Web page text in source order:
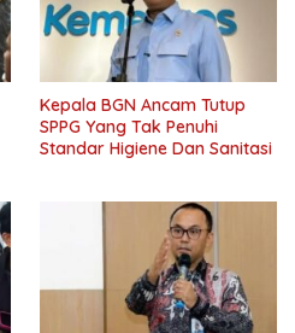
Kepala BGN Ancam Tutup
SPPG Yang Tak Penuhi
Standar Higiene Dan Sanitasi